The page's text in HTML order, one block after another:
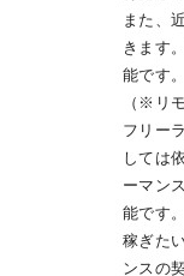
また、
きます
能です。
（※リ
フリー
しては
ーマン
能です。
稼ぎた
ンスの